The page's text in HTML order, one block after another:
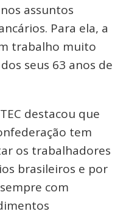
assuntos
Para ela, a
trabalho muito
seus 63 anos de
destacou que
tem
os trabalhadores
brasileiros e por
com